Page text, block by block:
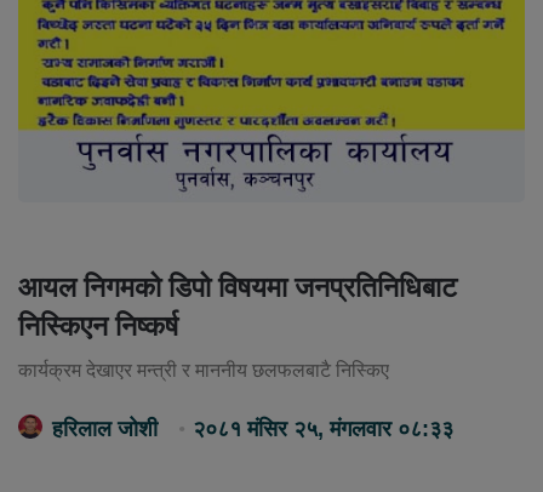
आयल निगमको डिपो विषयमा जनप्रतिनिधिबाट
निस्किएन निष्कर्ष
कार्यक्रम देखाएर मन्त्री र माननीय छलफलबाटै निस्किए
हरिलाल जोशी २०८१ मंसिर २५, मंगलवार ०८:३३